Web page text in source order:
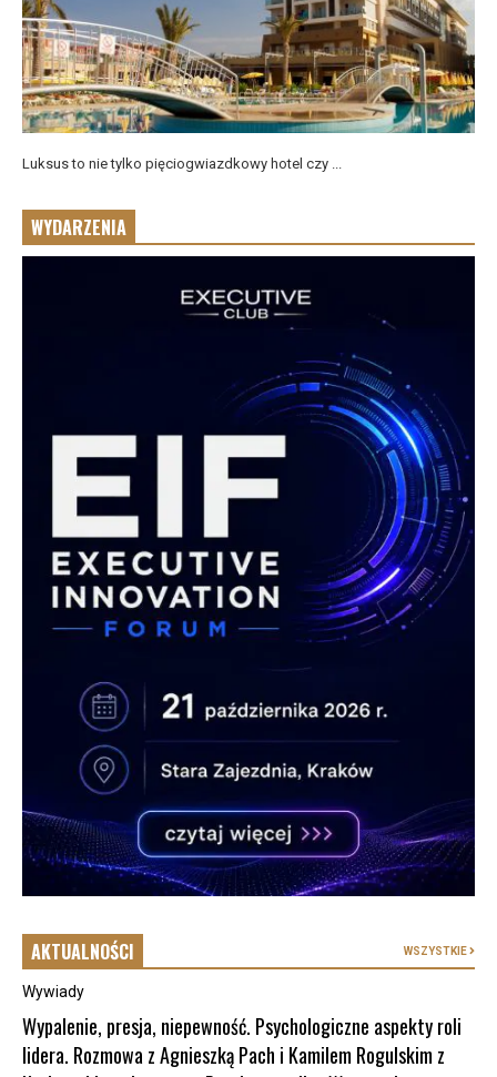
Luksus to nie tylko pięciogwiazdkowy hotel czy ...
WYDARZENIA
AKTUALNOŚCI WSZYSTKIE
Wywiady
Wypalenie, presja, niepewność. Psychologiczne aspekty roli
lidera. Rozmowa z Agnieszką Pach i Kamilem Rogulskim z